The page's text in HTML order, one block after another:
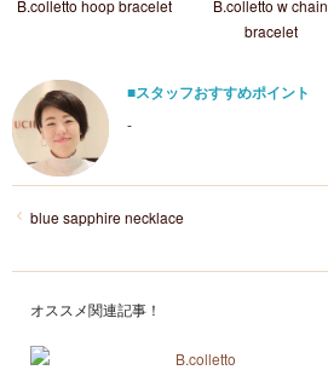
B.colletto hoop bracelet
B.colletto w chain
bracelet
■スタッフおすすめポイント
-
blue sapphire necklace
オススメ関連記事！
B.colletto